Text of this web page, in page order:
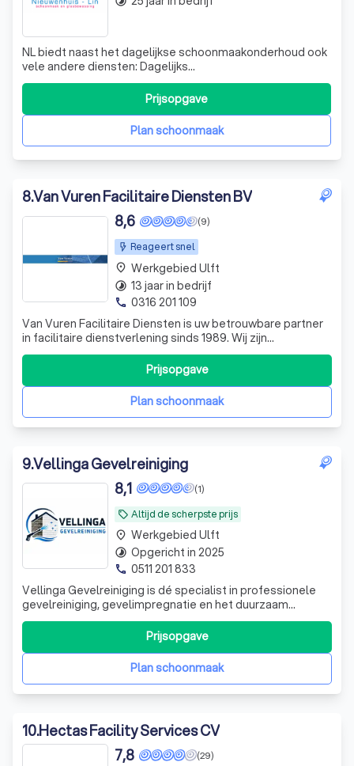
NL biedt naast het dagelijkse schoonmaakonderhoud ook
vele andere diensten: Dagelijks
schoonmaak/interieuronderhoud
Opleveringsschoonmaak Glasbewassing Vloer- en
tapijtreiniging Dieptereiniging sanitair (keuken/toiletten)
Machinale schoonmaak Levering van conciërges en a
Plan schoonmaak
Prijsopgave
8.Van Vuren Facilitaire Diensten BV
Reageert snel
(9)
8,6
Van Vuren Facilitaire Diensten is uw betrouwbare partner
in facilitaire dienstverlening sinds 1989. Wij zijn
gespecialiseerd in een breed scala aan diensten,
waaronder reguliere schoonmaak, gevelreiniging,
vloeronderhoud en nog veel meer. Onze expertise en
kwaliteit onderscheiden ons in de markt, en
Plan schoonmaak
Prijsopgave
place Werkgebied Ulft
timelapse 13 jaar in bedrijf
phone 0316 201 109
9.Vellinga Gevelreiniging
local_offer Altijd de scherpste prijs
(1)
8,1
Vellinga Gevelreiniging is dé specialist in professionele
gevelreiniging, gevelimpregnatie en het duurzaam
herstellen van de uitstraling van woningen en
bedrijfspanden. Met een persoonlijke aanpak, moderne
apparatuur en de juiste reinigingstechnieken zorgen wij
voor een veilig, grondig en langdurig
Plan schoonmaak
Prijsopgave
place Werkgebied Ulft
timelapse Opgericht in 2025
phone 0511 201 833
10.Hectas Facility Services CV
(29)
7,8